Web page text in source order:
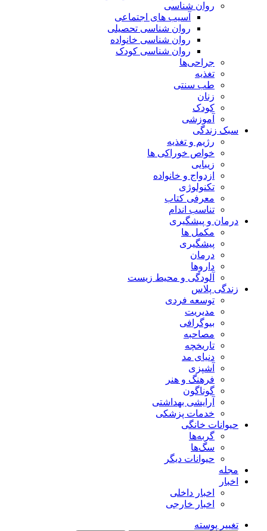
روان شناسی
آسیب های اجتماعی
روان شناسی تحصیلی
روان شناسی خانواده
روان شناسی کودک
جراحی‌ها
تغذیه
طب سنتی
زنان
کودک
آموزشی
سبک زندگی
رژیم و تغذیه
خواص خوراکی ها
زیبایی
ازدواج و خانواده
تکنولوژی
معرفی کتاب
تناسب اندام
درمان و پیشگیری
مکمل ها
پیشگیری
درمان
داروها
آلودگی و محیط زیست
زندگی پلاس
توسعه فردی
مدیریت
بیوگرافی
مصاحبه
تاریخچه
دنیای مد
آشپزی
فرهنگ و هنر
گوناگون
آرایشی بهداشتی
خدمات پزشکی
حیوانات خانگی
گربه‌ها
سگ‌ها
حیوانات دیگر
مجله
اخبار
اخبار داخلی
اخبار خارجی
تغییر پوسته